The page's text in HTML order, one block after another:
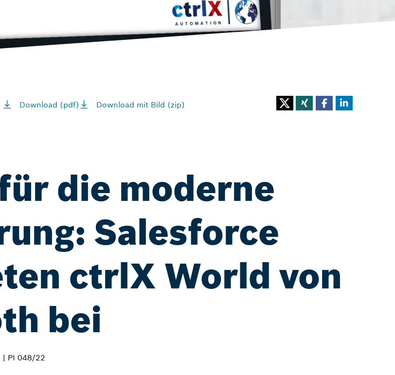
Download (pdf) Download mit Bild (zip)
die moderne
Salesforce
ctrlX World von
bei
| PI 048/22